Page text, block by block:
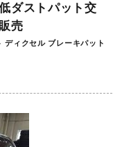
ダストパット交
売
ディクセル ブレーキパット